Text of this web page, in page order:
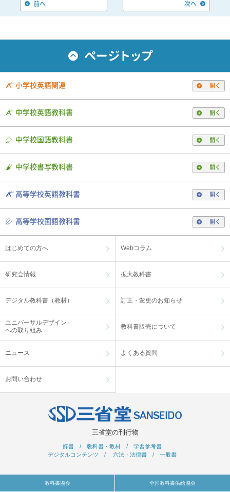
前へ 次へ
小学校英語関連 開く
中学校英語教科書 開く
中学校国語教科書 開く
中学校書写教科書 開く
高等学校英語教科書 開く
高等学校国語教科書 開く
はじめての方へ Webコラム
研究会情報 拡大教科書
デジタル教科書（教材） 訂正・変更のお知らせ
ユニバーサルデザイン
への取り組み
教科書販売について
ニュース よくある質問
お問い合わせ
三省堂の刊行物
辞書 / 教科書・教材 / 学習参考書
デジタルコンテンツ / 六法・法律書 / 一般書
教科書協会 全国教科書供給協会